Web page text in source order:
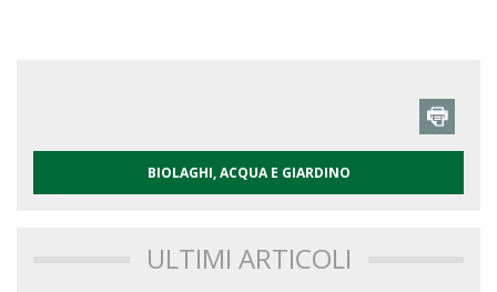
BIOLAGHI, ACQUA E GIARDINO
ULTIMI ARTICOLI